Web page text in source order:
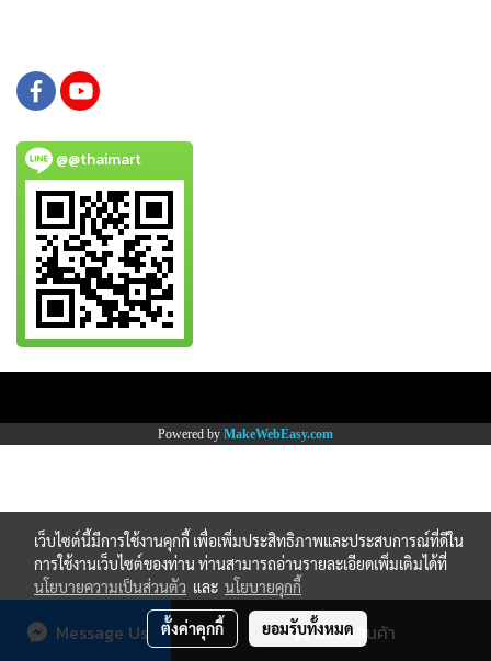
สั่งซื้อสินค้า
Message Us
@@thaimart
Powered by MakeWebEasy.com
เว็บไซต์นี้มีการใช้งานคุกกี้ เพื่อเพิ่มประสิทธิภาพและประสบการณ์ที่ดีใน
การใช้งานเว็บไซต์ของท่าน ท่านสามารถอ่านรายละเอียดเพิ่มเติมได้ที่
นโยบายความเป็นส่วนตัว และ นโยบายคุกกี้
ตั้งค่าคุกกี้ ยอมรับทั้งหมด